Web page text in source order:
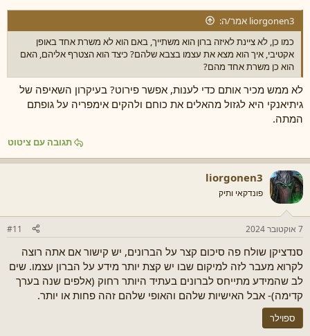
liorgonen3 אמר/ה:
כמו כן, לא ציינת לאיזה ברון הוא משתייך, באם הוא לא משרת אחד באופן
אקטיבי, איך הוא מצא את עצמו בצבא שלהם? כיצד הוא הצטרף אליהם, האם
הוא כן משרת אחד מהם?
לא ממש מכיר אותם כדי לענות, אפשר פירוט? בעיקרון השאיפה של
גיתיאנקי היא לגזול מהאלים את כוחם ולהקים אימפריה על גופתם
המתה.
תגובה עם ציטוט
liorgonen3
פונדקאי ותיק
7 אוקטובר 2024 #11
סנדציקן שולח פה סיכום קצר על הברונים, יש קישור אם אתה רוצה
לקרוא מעבר לזה למיקום שבו יש קצת יותר מידע על הברון עצמו. שים
לב שהמידע מתייחס לברונים בעתיד היותר רחוק (אלפים שנה בערך
קדימה)- אבל האישיות שלהם והאופי שלהם זהה פחות או יותר.
ספוילר